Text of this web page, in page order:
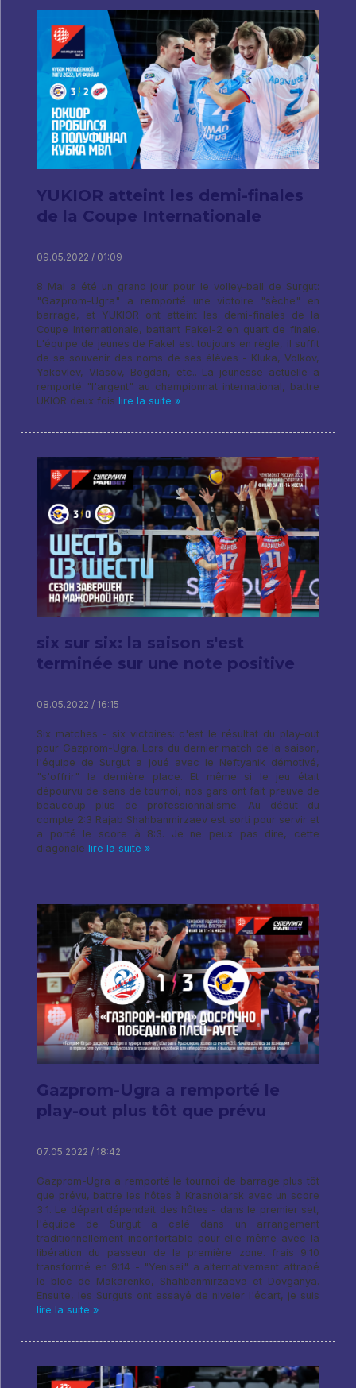
YUKIOR atteint les demi-finales
de la Coupe Internationale
09.05.2022 / 01:09
8 Mai a été un grand jour pour le volley-ball de Surgut:
"Gazprom-Ugra" a remporté une victoire "sèche" en
barrage, et YUKIOR ont atteint les demi-finales de la
Coupe Internationale, battant Fakel-2 en quart de finale.
L'équipe de jeunes de Fakel est toujours en règle, il suffit
de se souvenir des noms de ses élèves - Kluka, Volkov,
Yakovlev, Vlasov, Bogdan, etc.. La jeunesse actuelle a
remporté "l'argent" au championnat international, battre
UKIOR deux fois lire la suite »
six sur six: la saison s'est
terminée sur une note positive
08.05.2022 / 16:15
Six matches - six victoires: c'est le résultat du play-out
pour Gazprom-Ugra. Lors du dernier match de la saison,
l'équipe de Surgut a joué avec le Neftyanik démotivé,
"s'offrir" la dernière place. Et même si le jeu était
dépourvu de sens de tournoi, nos gars ont fait preuve de
beaucoup plus de professionnalisme. Au début du
compte 2:3 Rajab Shahbanmirzaev est sorti pour servir et
a porté le score à 8:3. Je ne peux pas dire, cette
diagonale lire la suite »
Gazprom-Ugra a remporté le
play-out plus tôt que prévu
07.05.2022 / 18:42
Gazprom-Ugra a remporté le tournoi de barrage plus tôt
que prévu, battre les hôtes à Krasnoïarsk avec un score
3:1. Le départ dépendait des hôtes - dans le premier set,
l'équipe de Surgut a calé dans un arrangement
traditionnellement inconfortable pour elle-même avec la
libération du passeur de la première zone. frais 9:10
transformé en 9:14 - "Yenisei" a alternativement attrapé
le bloc de Makarenko, Shahbanmirzaeva et Dovganya.
Ensuite, les Surguts ont essayé de niveler l'écart, je suis
lire la suite »